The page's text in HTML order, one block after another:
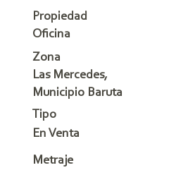
Propiedad
Oficina
Zona
Las Mercedes,
Municipio Baruta
Tipo
En Venta
Metraje